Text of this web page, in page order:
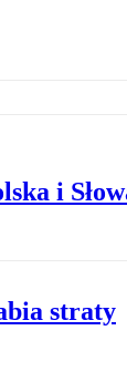
i
straty